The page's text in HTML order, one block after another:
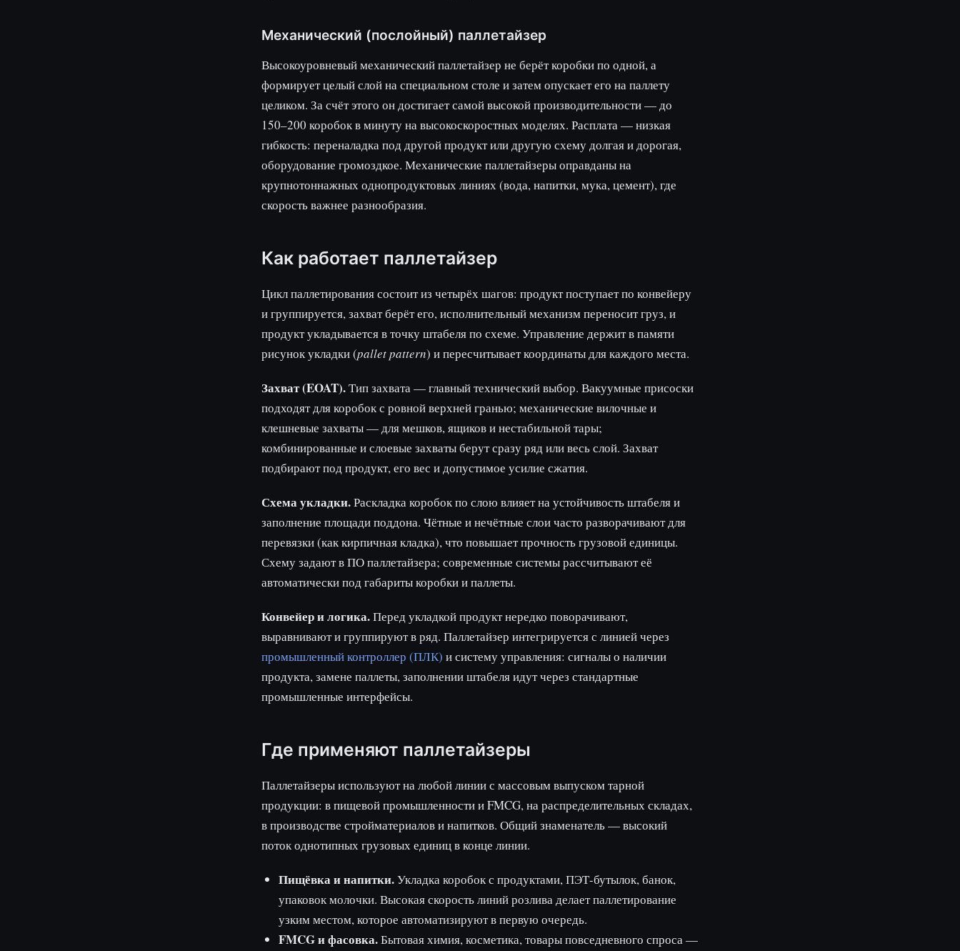
Механический (послойный) паллетайзер
Высокоуровневый механический паллетайзер не берёт коробки по одной, а
формирует целый слой на специальном столе и затем опускает его на паллету
целиком. За счёт этого он достигает самой высокой производительности — до
150–200 коробок в минуту на высокоскоростных моделях. Расплата — низкая
гибкость: переналадка под другой продукт или другую схему долгая и дорогая,
оборудование громоздкое. Механические паллетайзеры оправданы на
крупнотоннажных однопродуктовых линиях (вода, напитки, мука, цемент), где
скорость важнее разнообразия.
Как работает паллетайзер
Цикл паллетирования состоит из четырёх шагов: продукт поступает по конвейеру
и группируется, захват берёт его, исполнительный механизм переносит груз, и
продукт укладывается в точку штабеля по схеме. Управление держит в памяти
рисунок укладки (pallet pattern) и пересчитывает координаты для каждого места.
Захват (EOAT).Тип захвата — главный технический выбор. Вакуумные присоски
подходят для коробок с ровной верхней гранью; механические вилочные и
клешневые захваты — для мешков, ящиков и нестабильной тары;
комбинированные и слоевые захваты берут сразу ряд или весь слой. Захват
подбирают под продукт, его вес и допустимое усилие сжатия.
Схема укладки.Раскладка коробок по слою влияет на устойчивость штабеля и
заполнение площади поддона. Чётные и нечётные слои часто разворачивают для
перевязки (как кирпичная кладка), что повышает прочность грузовой единицы.
Схему задают в ПО паллетайзера; современные системы рассчитывают её
автоматически под габариты коробки и паллеты.
Конвейер и логика.Перед укладкой продукт нередко поворачивают,
выравнивают и группируют в ряд. Паллетайзер интегрируется с линией через
промышленный контроллер (ПЛК) и систему управления: сигналы о наличии
продукта, замене паллеты, заполнении штабеля идут через стандартные
промышленные интерфейсы.
Где применяют паллетайзеры
Паллетайзеры используют на любой линии с массовым выпуском тарной
продукции: в пищевой промышленности и FMCG, на распределительных складах,
в производстве стройматериалов и напитков. Общий знаменатель — высокий
поток однотипных грузовых единиц в конце линии.
Пищёвка и напитки.Укладка коробок с продуктами, ПЭТ-бутылок, банок,
упаковок молочки. Высокая скорость линий розлива делает паллетирование
узким местом, которое автоматизируют в первую очередь.
FMCG и фасовка.Бытовая химия, косметика, товары повседневного спроса —